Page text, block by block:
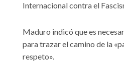
Internacional contra el
Maduro indicó que es
para trazar el camino de la
respeto».